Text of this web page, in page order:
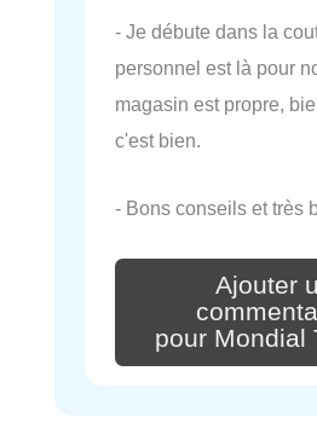
- Je débute dans la
personnel est là pour
magasin est propre,
c'est bien.
- Bons conseils et très
Ajouter
pour Mondial